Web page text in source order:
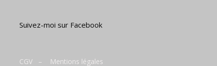
Suivez-moi sur Facebook
CGV – Mentions légales